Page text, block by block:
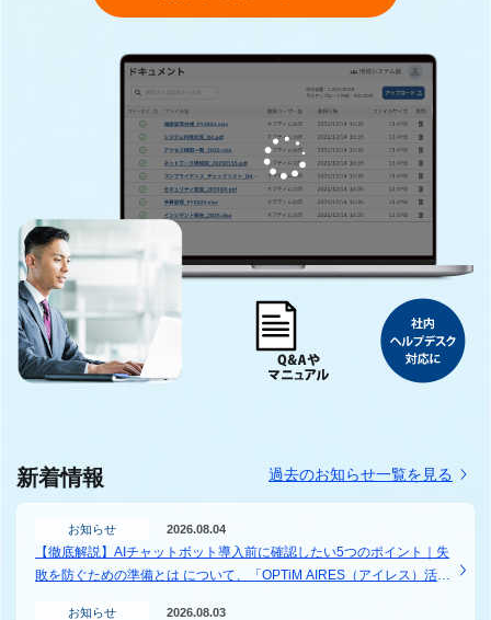
新着情報 過去のお知らせ一覧を見る
お知らせ 2026.08.04
【徹底解説】AIチャットボット導入前に確認したい5つのポイント｜失
敗を防ぐための準備とは について、「OPTiM AIRES（アイレス）活用
お知らせ 2026.08.03